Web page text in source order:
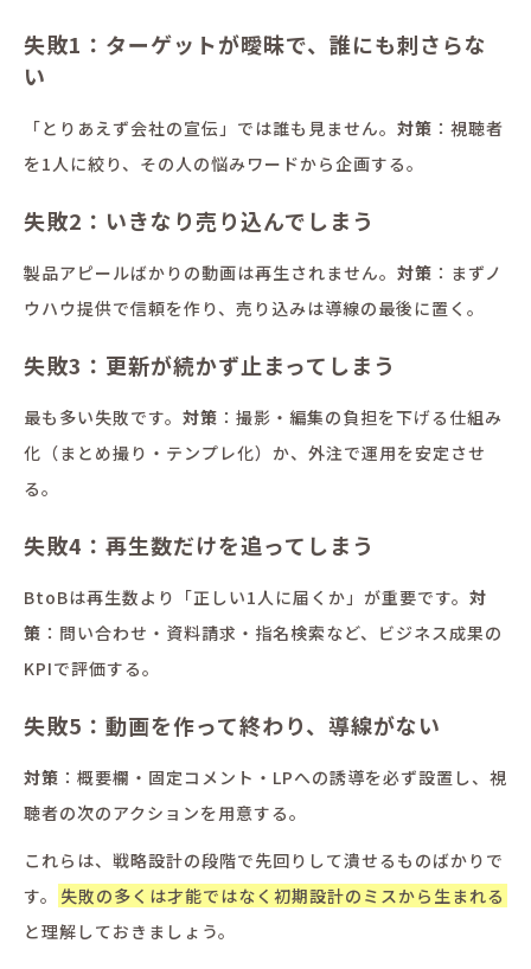
失敗1：ターゲットが曖昧で、誰にも刺さらな
い
「とりあえず会社の宣伝」では誰も見ません。 対策 ：視聴者
を1人に絞り、その人の悩みワードから企画する。
失敗2：いきなり売り込んでしまう
製品アピールばかりの動画は再生されません。 対策 ：まずノ
ウハウ提供で信頼を作り、売り込みは導線の最後に置く。
失敗3：更新が続かず止まってしまう
最も多い失敗です。 対策 ：撮影・編集の負担を下げる仕組み
化（まとめ撮り・テンプレ化）か、外注で運用を安定させ
る。
失敗4：再生数だけを追ってしまう
BtoBは再生数より「正しい1人に届くか」が重要です。 対
策 ：問い合わせ・資料請求・指名検索など、ビジネス成果の
KPIで評価する。
失敗5：動画を作って終わり、導線がない
対策 ：概要欄・固定コメント・LPへの誘導を必ず設置し、視
聴者の次のアクションを用意する。
これらは、戦略設計の段階で先回りして潰せるものばかりで
す。
失敗の多くは才能ではなく初期設計のミスから生まれる
と理解しておきましょう。